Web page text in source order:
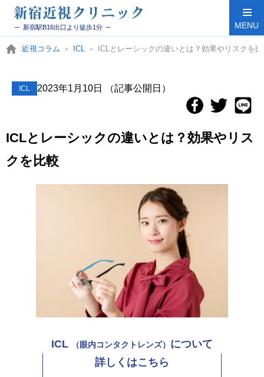
─ 新宿駅B16出口より徒歩1分 ─ MENU
近視コラム ICL ICLとレーシックの違いとは？効果やリスクを
ICL 2023年1月10日 （記事公開日）
ICLとレーシックの違いとは？効果やリス
クを比較
ICL （眼内コンタクトレンズ） について
詳しくはこちら